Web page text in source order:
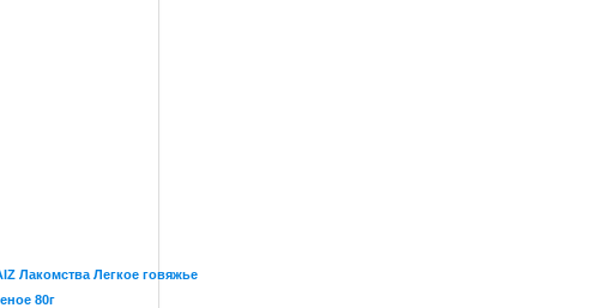
Лакомства Легкое говяжье
80г